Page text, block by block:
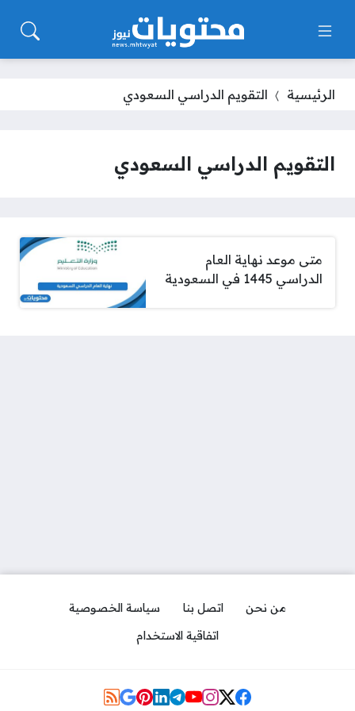
الرئيسية التقويم الدراسي السعودي
التقويم الدراسي السعودي
متى موعد نهاية العام
الدراسي 1445 في السعودية
من نحن اتصل بنا
سياسة الخصوصية
اتفاقية الاستخدام
Social Links